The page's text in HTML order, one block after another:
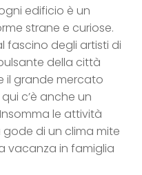
edificio è un
strane e curiose.
fascino degli artisti di
della città
il grande mercato
c’è anche un
le attività
di un clima mite
vacanza in famiglia